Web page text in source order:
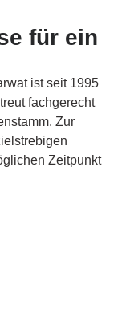
für ein
ist seit 1995
fachgerecht
Zur
Zeitpunkt